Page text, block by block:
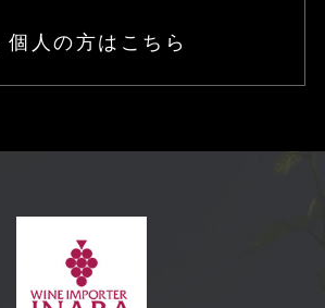
個人情報が事実と異なる場
除に応じます
ナリティクスの使⽤につい
個人の方はこちら